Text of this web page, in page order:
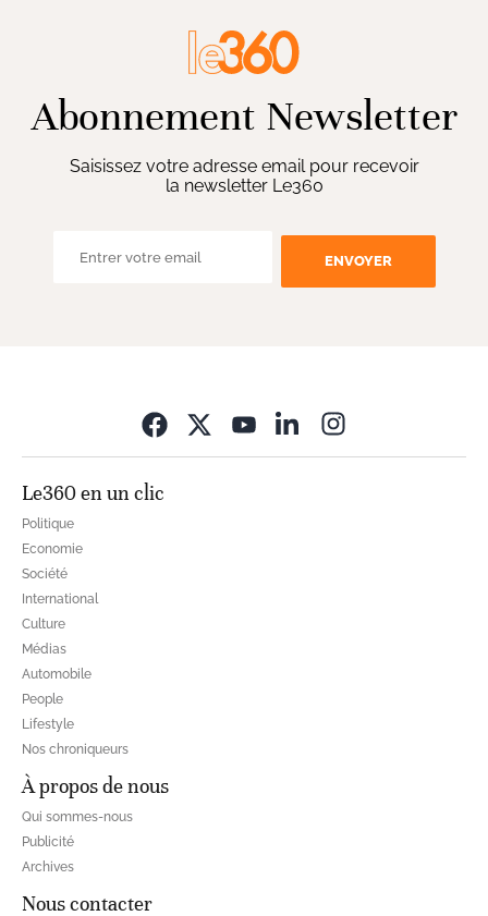
Abonnement Newsletter
Saisissez votre adresse email pour recevoir
la newsletter Le360
ENVOYER
Le360 en un clic
Politique
Economie
Société
International
Culture
Médias
Automobile
People
Lifestyle
Nos chroniqueurs
À propos de nous
Qui sommes-nous
Publicité
Archives
Nous contacter